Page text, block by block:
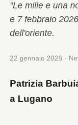
"Le mille e una
e 7 febbraio
dell'oriente.
22 gennaio 2026 ·
Patrizia
a Lugano